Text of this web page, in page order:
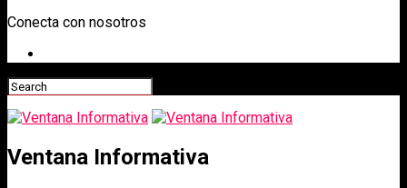
Conecta con nosotros
Ventana Informativa